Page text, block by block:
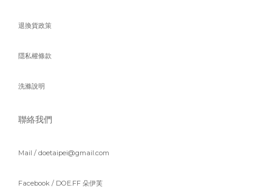
退換貨政策
隱私權條款
洗滌說明
聯絡我們
Mail / doetaipei@gmail.com
Facebook / DOE.FF 朵伊芙